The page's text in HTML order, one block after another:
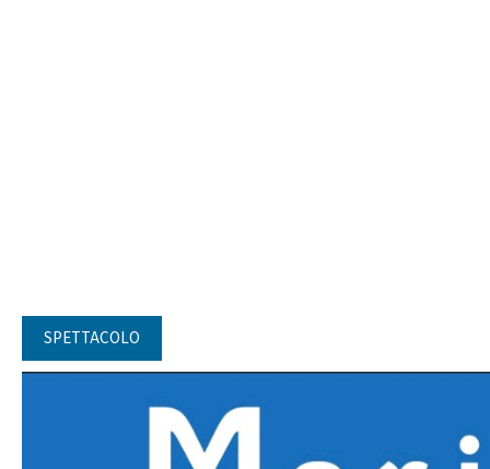
SPETTACOLO